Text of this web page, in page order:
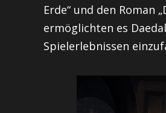
Erde“ und den Roman
ermöglichten es
Spielerlebnissen